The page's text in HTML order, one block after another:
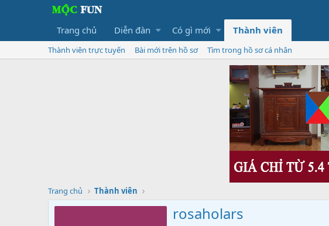
Trang chủ Diễn đàn Có gì mới Thành viên
Thành viên trực tuyến Bài mới trên hồ sơ Tìm trong hồ sơ cá nhân
Trang chủ Thành viên
rosaholars